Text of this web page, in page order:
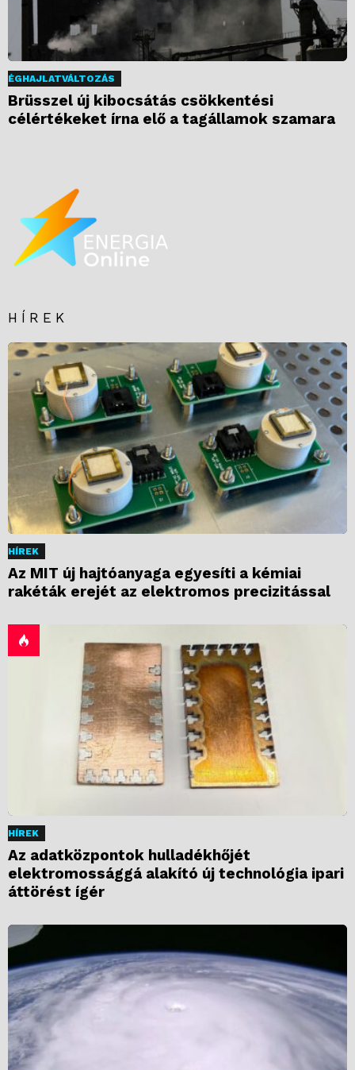
ÉGHAJLATVÁLTOZÁS
Brüsszel új kibocsátás csökkentési
célértékeket írna elő a tagállamok szamara
HÍREK
HÍREK
Az MIT új hajtóanyaga egyesíti a kémiai
rakéták erejét az elektromos precizitással
HÍREK
Az adatközpontok hulladékhőjét
elektromossággá alakító új technológia ipari
áttörést ígér